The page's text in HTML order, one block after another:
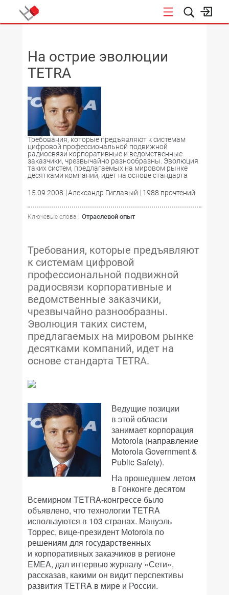
На острие эволюции
TETRA
Требования, которые предъявляют к системам
цифровой профессиональной подвижной
радиосвязи корпоративные и ведомственные
заказчики, чрезвычайно разнообразны. Эволюция
таких систем, предлагаемых на мировом рынке
десятками компаний, идет на основе стандарта
15.09.2008 Александр Гиглавый 1988 прочтений
Ключевые слова : Отраслевой опыт
Требования, которые предъявляют
к системам цифровой
профессиональной подвижной
радиосвязи корпоративные и
ведомственные заказчики,
чрезвычайно разнообразны.
Эволюция таких систем,
предлагаемых на мировом рынке
десятками компаний, идет на
основе стандарта TETRA.
Ведущие позиции
в этой области
занимает корпорация
Motorola (направление
Motorola Government &
Public Safety).
На прошедшем летом
в Гонконге десятом
Всемирном TETRA-конгрессе было
объявлено, что технологии TETRA
используются в 103 странах. Мануэль
Торрес, вице-президент Motorola по
решениям для государственных
и корпоративных заказчиков в регионе
EMEA, дал интервью журналу «Сети»,
рассказав, какими он видит перспективы
развития TETRA в мире и России.